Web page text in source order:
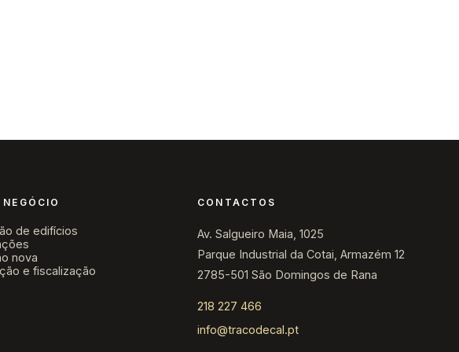
de edifícios
nova
e fiscalização
CONTACTOS
Av. Salgueiro Maia, 1025
Parque Industrial da Cotai, Armazém 12
2785-501 São Domingos de Rana
218 227 466
info@tracodecal.pt